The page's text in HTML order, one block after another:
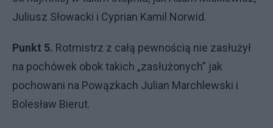
Juliusz Słowacki i Cyprian Kamil Norwid.
Punkt 5. Rotmistrz z całą pewnością nie zasłużył
na pochówek obok takich „zasłużonych” jak
pochowani na Powązkach Julian Marchlewski i
Bolesław Bierut.